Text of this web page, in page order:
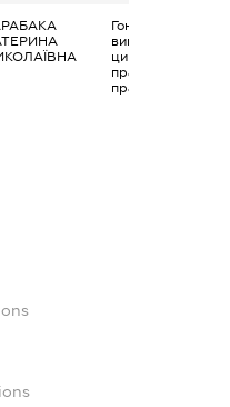
Гонорари та інші
виплати згідно з
цивільно-
правовим
правочинами